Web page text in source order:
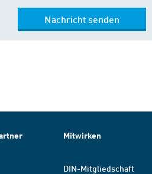
Nachricht senden
Mitwirken
DIN-Mitgliedschaft